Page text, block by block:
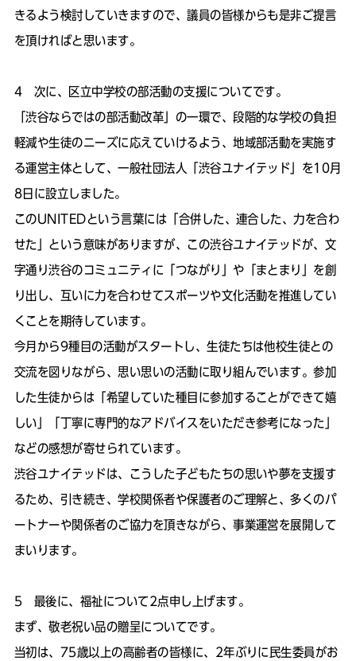
きるよう検討していきますので、議員の皆様からも是非ご提言
を頂ければと思います。
4 次に、区立中学校の部活動の支援についてです。
「渋谷ならではの部活動改革」の一環で、段階的な学校の負担
軽減や生徒のニーズに応えていけるよう、地域部活動を実施す
る運営主体として、一般社団法人「渋谷ユナイテッド」を10月
8日に設立しました。
このUNITEDという言葉には「合併した、連合した、力を合わ
せた」という意味がありますが、この渋谷ユナイテッドが、文
字通り渋谷のコミュニティに「つながり」や「まとまり」を創
り出し、互いに力を合わせてスポーツや文化活動を推進してい
くことを期待しています。
今月から9種目の活動がスタートし、生徒たちは他校生徒との
交流を図りながら、思い思いの活動に取り組んでいます。参加
した生徒からは「希望していた種目に参加することができて嬉
しい」「丁寧に専門的なアドバイスをいただき参考になった」
などの感想が寄せられています。
渋谷ユナイテッドは、こうした子どもたちの思いや夢を支援す
るため、引き続き、学校関係者や保護者のご理解と、多くのパ
ートナーや関係者のご協力を頂きながら、事業運営を展開して
まいります。
5 最後に、福祉について2点申し上げます。
まず、敬老祝い品の贈呈についてです。
当初は、75歳以上の高齢者の皆様に、2年ぶりに民生委員がお